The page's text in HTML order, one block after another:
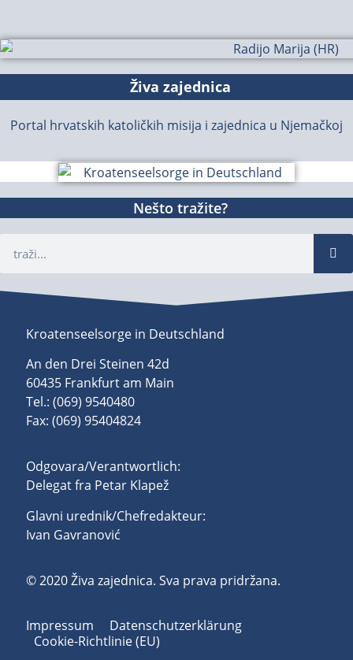
Živa zajednica
Portal hrvatskih katoličkih misija i zajednica u Njemačkoj
Nešto tražite?
Kroatenseelsorge in Deutschland
An den Drei Steinen 42d
60435 Frankfurt am Main
Tel.: (069) 9540480
Fax: (069) 95404824
Odgovara/Verantwortlich:
Delegat fra Petar Klapež
Glavni urednik/Chefredakteur:
Ivan Gavranović
© 2020 Živa zajednica. Sva prava pridržana.
Impressum
Datenschutzerklärung
Cookie-Richtlinie (EU)